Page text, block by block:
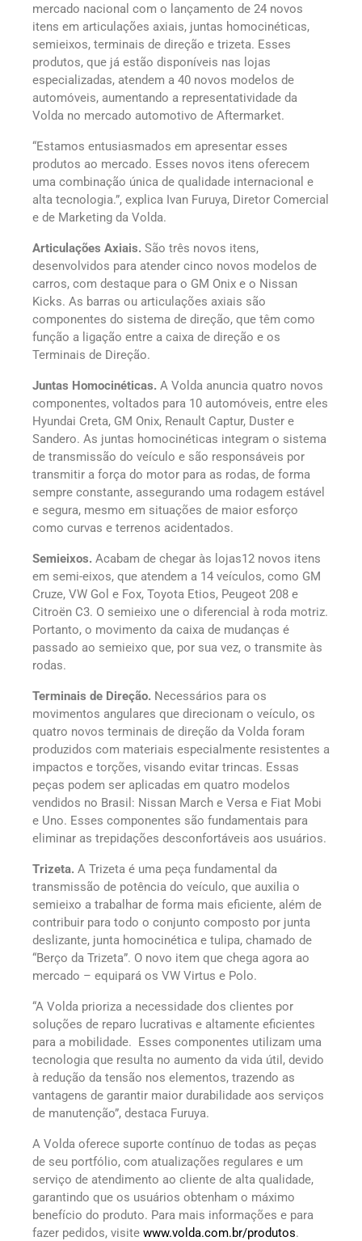
mercado nacional com o lançamento de 24 novos
itens em articulações axiais, juntas homocinéticas,
semieixos, terminais de direção e trizeta. Esses
produtos, que já estão disponíveis nas lojas
especializadas, atendem a 40 novos modelos de
automóveis, aumentando a representatividade da
Volda no mercado automotivo de Aftermarket.
“Estamos entusiasmados em apresentar esses
produtos ao mercado. Esses novos itens oferecem
uma combinação única de qualidade internacional e
alta tecnologia.”, explica Ivan Furuya, Diretor Comercial
e de Marketing da Volda.
Articulações Axiais. São três novos itens,
desenvolvidos para atender cinco novos modelos de
carros, com destaque para o GM Onix e o Nissan
Kicks. As barras ou articulações axiais são
componentes do sistema de direção, que têm como
função a ligação entre a caixa de direção e os
Terminais de Direção.
Juntas Homocinéticas. A Volda anuncia quatro novos
componentes, voltados para 10 automóveis, entre eles
Hyundai Creta, GM Onix, Renault Captur, Duster e
Sandero. As juntas homocinéticas integram o sistema
de transmissão do veículo e são responsáveis por
transmitir a força do motor para as rodas, de forma
sempre constante, assegurando uma rodagem estável
e segura, mesmo em situações de maior esforço
como curvas e terrenos acidentados.
Semieixos. Acabam de chegar às lojas12 novos itens
em semi-eixos, que atendem a 14 veículos, como GM
Cruze, VW Gol e Fox, Toyota Etios, Peugeot 208 e
Citroën C3. O semieixo une o diferencial à roda motriz.
Portanto, o movimento da caixa de mudanças é
passado ao semieixo que, por sua vez, o transmite às
rodas.
Terminais de Direção. Necessários para os
movimentos angulares que direcionam o veículo, os
quatro novos terminais de direção da Volda foram
produzidos com materiais especialmente resistentes a
impactos e torções, visando evitar trincas. Essas
peças podem ser aplicadas em quatro modelos
vendidos no Brasil: Nissan March e Versa e Fiat Mobi
e Uno. Esses componentes são fundamentais para
eliminar as trepidações desconfortáveis aos usuários.
Trizeta. A Trizeta é uma peça fundamental da
transmissão de potência do veículo, que auxilia o
semieixo a trabalhar de forma mais eficiente, além de
contribuir para todo o conjunto composto por junta
deslizante, junta homocinética e tulipa, chamado de
“Berço da Trizeta”. O novo item que chega agora ao
mercado – equipará os VW Virtus e Polo.
“A Volda prioriza a necessidade dos clientes por
soluções de reparo lucrativas e altamente eficientes
para a mobilidade. Esses componentes utilizam uma
tecnologia que resulta no aumento da vida útil, devido
à redução da tensão nos elementos, trazendo as
vantagens de garantir maior durabilidade aos serviços
de manutenção”, destaca Furuya.
A Volda oferece suporte contínuo de todas as peças
de seu portfólio, com atualizações regulares e um
serviço de atendimento ao cliente de alta qualidade,
garantindo que os usuários obtenham o máximo
benefício do produto. Para mais informações e para
fazer pedidos, visite www.volda.com.br/produtos.